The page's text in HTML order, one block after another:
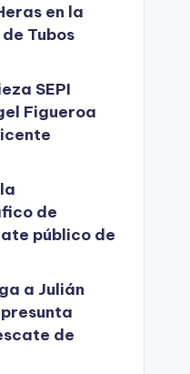
en la
Tubos
SEPI
Figueroa
de
público de
a Julián
de